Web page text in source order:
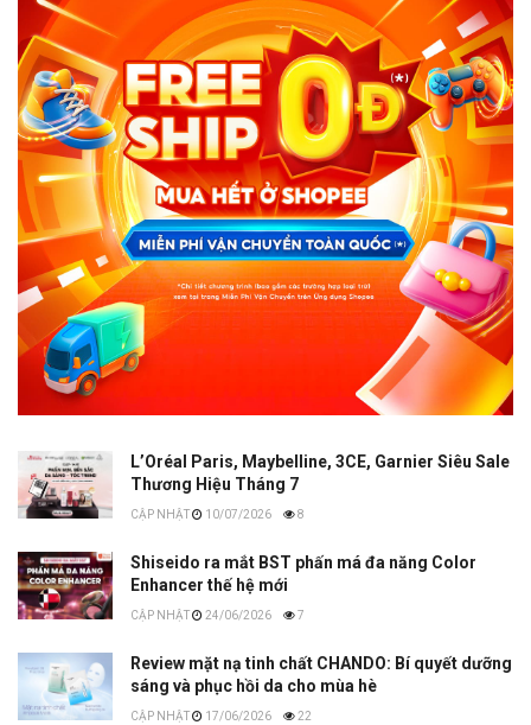
L’Oréal Paris, Maybelline, 3CE, Garnier Siêu Sale
Thương Hiệu Tháng 7
10/07/2026 8
Shiseido ra mắt BST phấn má đa năng Color
Enhancer thế hệ mới
24/06/2026 7
Review mặt nạ tinh chất CHANDO: Bí quyết dưỡng
sáng và phục hồi da cho mùa hè
17/06/2026 22